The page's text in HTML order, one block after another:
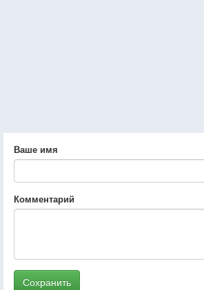
Ваше имя
Комментарий
Сохранить